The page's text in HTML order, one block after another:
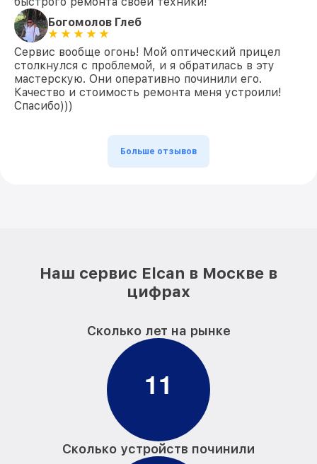
Богомолов Глеб
Сервис вообще огонь! Мой оптический прицел
столкнулся с проблемой, и я обратилась в эту
мастерскую. Они оперативно починили его.
Качество и стоимость ремонта меня устроили!
Спасибо)))
Больше отзывов
Наш сервис Elcan в Москве в
цифрах
Сколько лет на рынке
11
Сколько устройств починили